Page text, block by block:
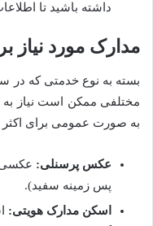
داشته باشید تا
مدارک مورد نیاز
بسته به نوع خدمتی که
مختلفی ممکن است نیاز به
به صورت عمومی برای
عکس پرسنلی: عکسی
پس زمینه سفید).
اسکن مدارک هویتی: